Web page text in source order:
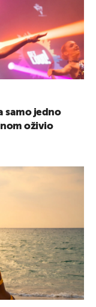
samo jedno
oživio